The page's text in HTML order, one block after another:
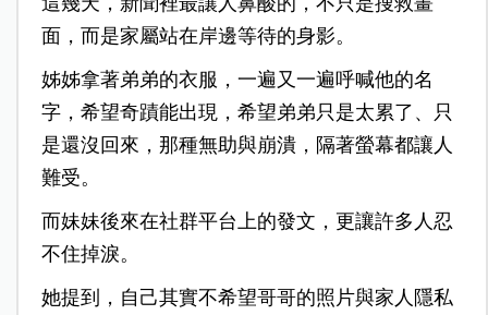
面，而是家屬站在岸邊等待的身影。
姊姊拿著弟弟的衣服，一遍又一遍呼喊他的名
字，希望奇蹟能出現，希望弟弟只是太累了、只
是還沒回來，那種無助與崩潰，隔著螢幕都讓人
難受。
而妹妹後來在社群平台上的發文，更讓許多人忍
不住掉淚。
她提到，自己其實不希望哥哥的照片與家人隱私